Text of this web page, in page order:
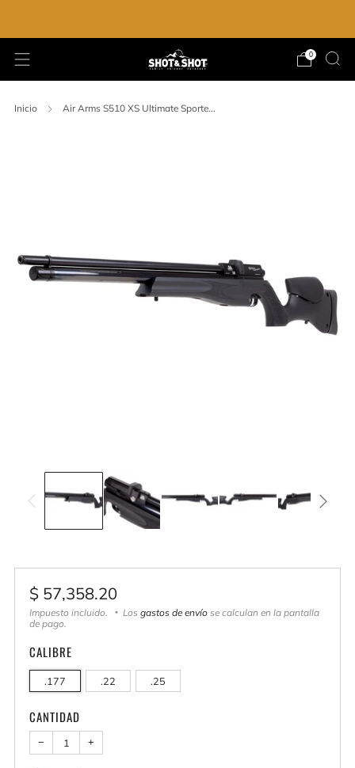
0
Inicio Air Arms S510 XS Ultimate Sporte...
Precio
habitual
$ 57,358.20
Impuesto incluido. Los gastos de envío se calculan en la pantalla
de pago.
CALIBRE
.177 .22 .25
CANTIDAD
− +